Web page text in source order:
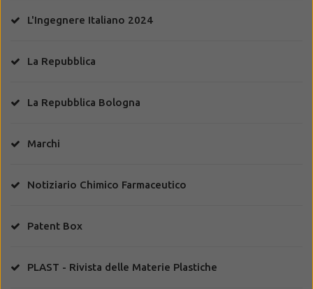
L'Ingegnere Italiano 2024
La Repubblica
La Repubblica Bologna
Marchi
Notiziario Chimico Farmaceutico
Patent Box
PLAST - Rivista delle Materie Plastiche